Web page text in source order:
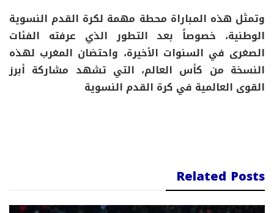
وتمثل هذه المباراة محطة مهمة لكرة القدم النسوية
الوطنية، خصوصاً بعد التطور الذي عرفته الفئات
الصغرى في السنوات الأخيرة، واحتضان المغرب لهذه
النسخة من كأس العالم، التي تشهد مشاركة أبرز
القوى العالمية في كرة القدم النسوية
Related Posts